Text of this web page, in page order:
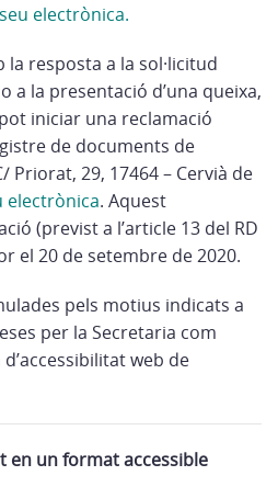
seu electrònica.
la resposta a la sol·licitud
a la presentació d’una queixa,
iniciar una reclamació
de documents de
Priorat, 29, 17464 – Cervià de
electrònica. Aquest
(previst a l’article 13 del RD
el 20 de setembre de 2020.
pels motius indicats a
per la Secretaria com
web de
en un format accessible